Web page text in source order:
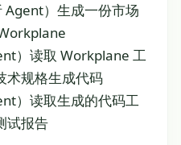
）生成一份市场
）读取 Workplane 工
术规格生成代码
）读取生成的代码工
试报告